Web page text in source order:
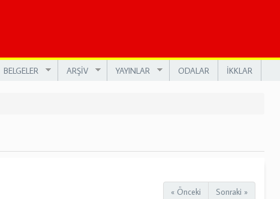
BELGELER ARŞİV YAYINLAR ODALAR İKKLAR
« Önceki Sonraki »